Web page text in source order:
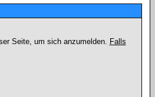
Seite, um sich anzumelden. Falls